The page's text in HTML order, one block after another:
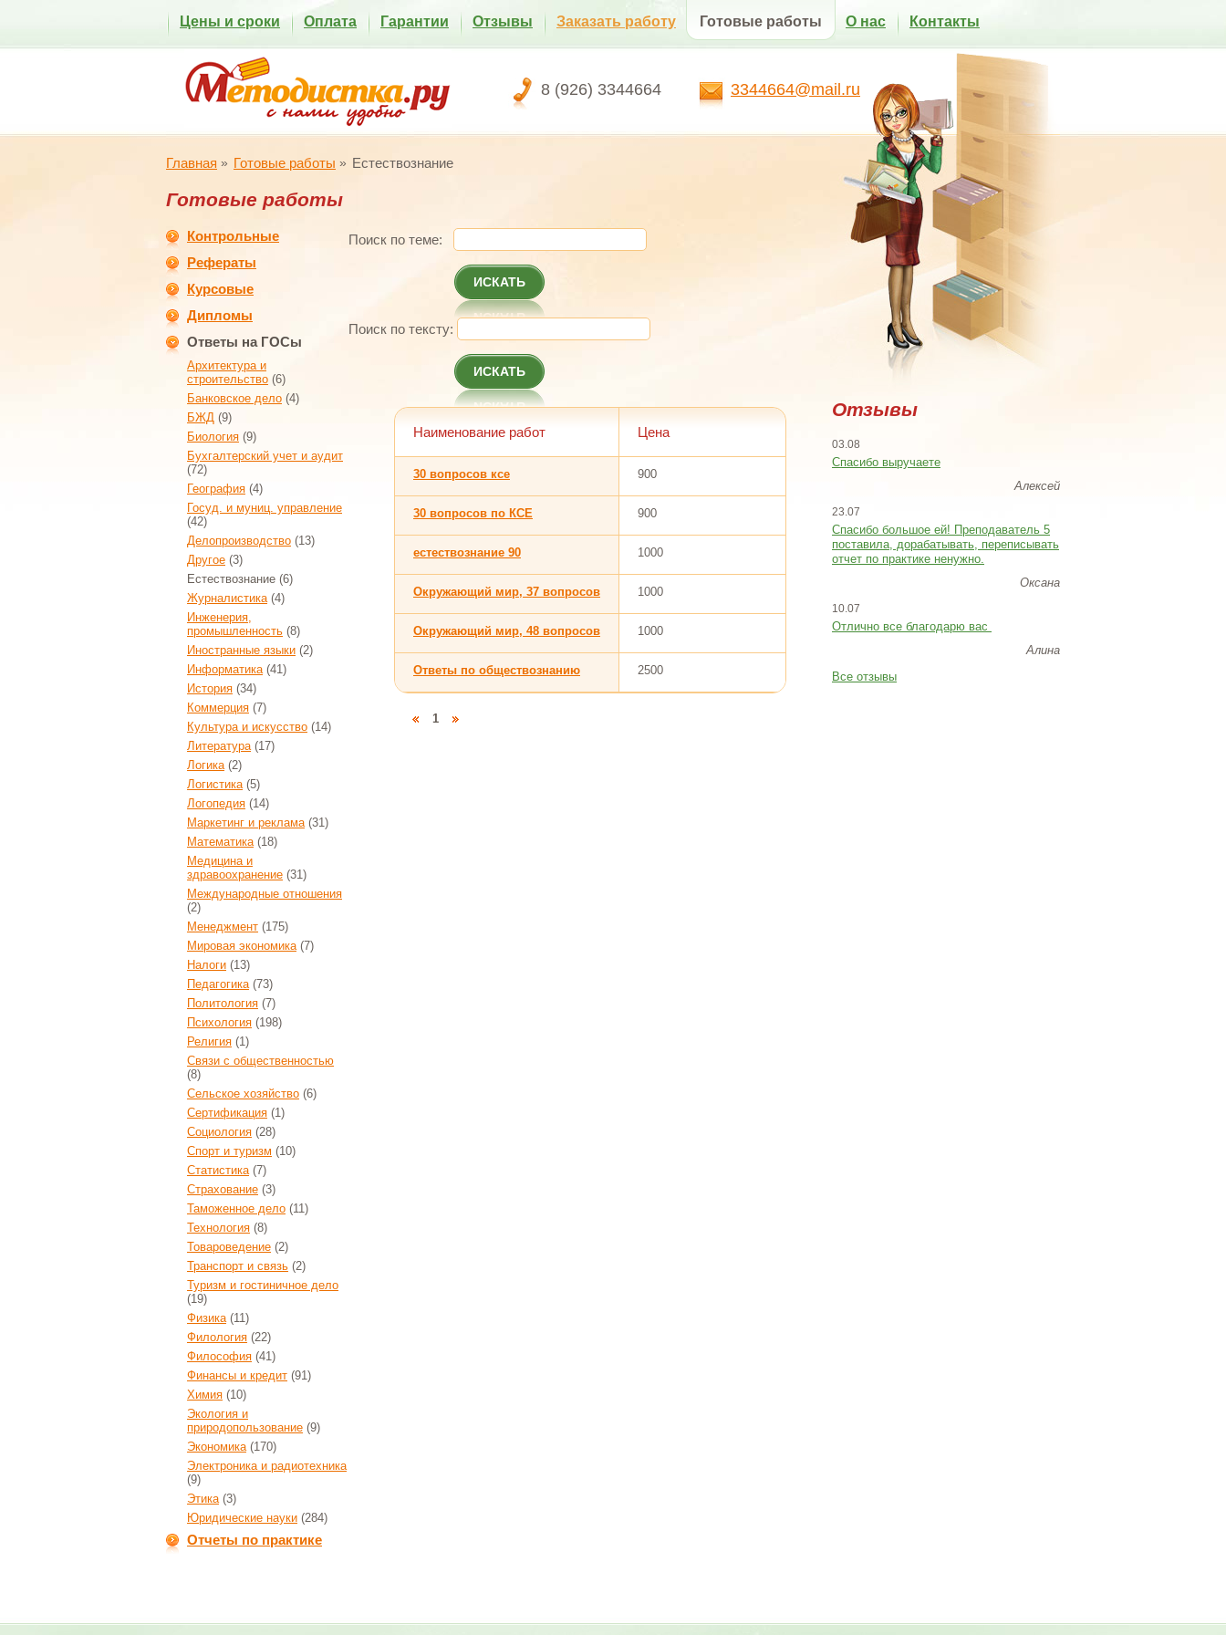
8 (926) 3344664 3344664@mail.ru
Цены и сроки Оплата Гарантии Отзывы Заказать работу Готовые работы О нас Контакты
Главная Готовые работы Естествознание
Готовые работы
Контрольные
Рефераты
Курсовые
Дипломы
Ответы на ГОСы
Архитектура и
строительство (6)
Банковское дело (4)
БЖД (9)
Биология (9)
Бухгалтерский учет и аудит
(72)
География (4)
Госуд. и муниц. управление
(42)
Делопроизводство (13)
Другое (3)
Естествознание (6)
Журналистика(4)
Инженерия,
промышленность (8)
Иностранные языки (2)
Информатика(41)
История (34)
Коммерция (7)
Культура и искусство (14)
Литература(17)
Логика(2)
Логистика(5)
Логопедия (14)
Маркетинг и реклама(31)
Математика(18)
Медицина и
здравоохранение (31)
Международные отношения
(2)
Менеджмент (175)
Мировая экономика(7)
Налоги (13)
Педагогика(73)
Политология (7)
Психология (198)
Религия (1)
Связи с общественностью
(8)
Сельское хозяйство (6)
Сертификация (1)
Социология (28)
Спорт и туризм (10)
Статистика(7)
Страхование (3)
Таможенное дело (11)
Технология (8)
Товароведение (2)
Транспорт и связь (2)
Туризм и гостиничное дело
(19)
Физика(11)
Филология (22)
Философия (41)
Финансы и кредит (91)
Химия (10)
Экология и
природопользование (9)
Экономика(170)
Электроника и радиотехника
(9)
Этика(3)
Юридические науки (284)
Отчеты по практике
Поиск по теме:
ИСКАТЬ
Поиск по тексту:
ИСКАТЬ
Наименование работ Цена
30 вопросов ксе 900
30 вопросов по КСЕ 900
естествознание 90 1000
Окружающий мир, 37 вопросов 1000
Окружающий мир, 48 вопросов 1000
Ответы по обществознанию 2500
1
Отзывы
03.08
Спасибо выручаете
Алексей
23.07
Cпасибо большое ей! Преподаватель 5
поставила, дорабатывать, переписывать
отчет по практике ненужно.
Оксана
10.07
Отлично все благодарю вас
Алина
Все отзывы